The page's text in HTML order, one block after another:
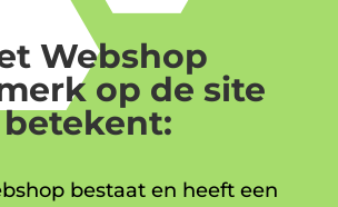
Webshop
op de site
betekent:
bestaat en heeft een